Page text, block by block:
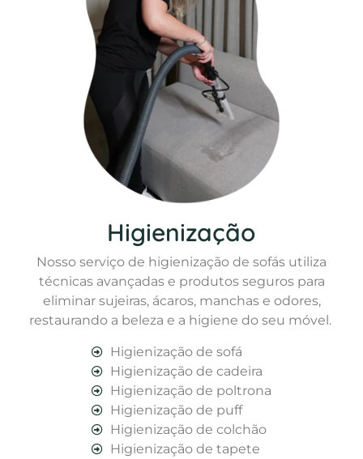
Higienização
Nosso serviço de higienização de sofás utiliza
técnicas avançadas e produtos seguros para
eliminar sujeiras, ácaros, manchas e odores,
restaurando a beleza e a higiene do seu móvel.
Higienização de sofá
Higienização de cadeira
Higienização de poltrona
Higienização de puff
Higienização de colchão
Higienização de tapete